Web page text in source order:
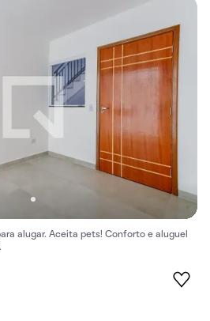
alugar. Aceita pets! Conforto e aluguel